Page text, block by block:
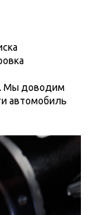
Мы доводим
автомобиль